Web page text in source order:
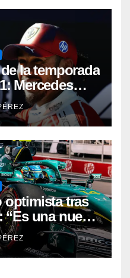
la temporada
Mercedes
y
reaccionar
optimista tras
“Es una nueva